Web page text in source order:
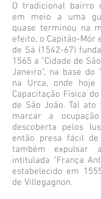
O tradicional bairro
em meio a uma
quase terminou na
efeito, o Capitão-Mór
de Sá (1542-67)
1565 a "Cidade de
Janeiro", na base do
na Urca, onde
Capacitação Física
de São João. Tal
marcar a
descoberta pelos
então presa fácil de
também expulsar
intitulada "França
estabelecido em
de Villegagnon.